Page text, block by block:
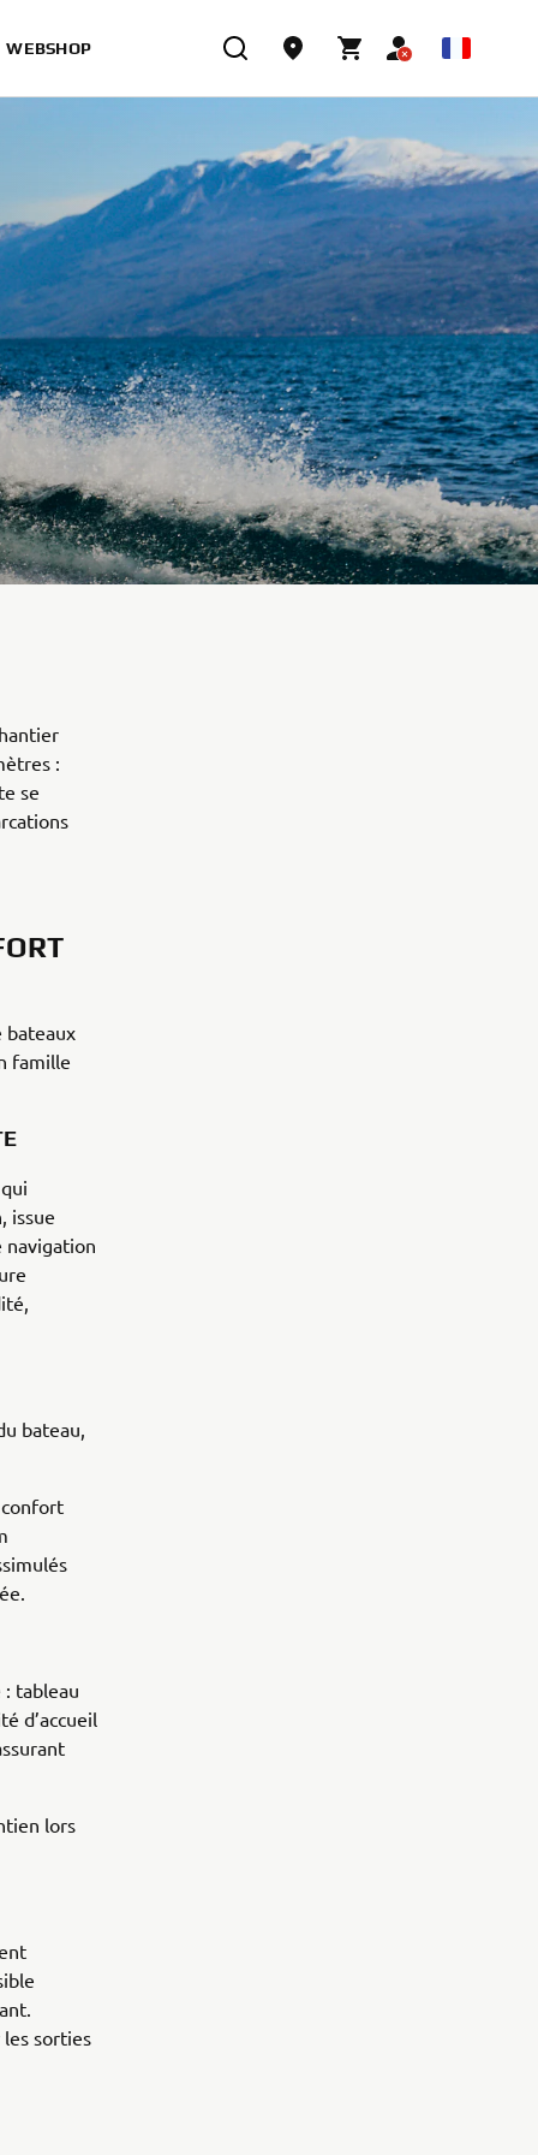
WEBSHOP
:
se
bateaux
famille
issue
navigation
bateau,
tableau
d’accueil
lors
les sorties